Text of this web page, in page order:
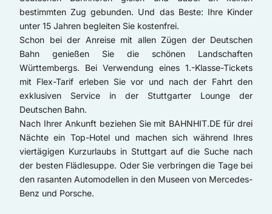
bestimmten Zug gebunden. Und das Beste: Ihre Kinder
unter 15 Jahren begleiten Sie kostenfrei.
Schon bei der Anreise mit allen Zügen der Deutschen
Bahn genießen Sie die schönen Landschaften
Württembergs. Bei Verwendung eines 1.-Klasse-Tickets
mit Flex-Tarif erleben Sie vor und nach der Fahrt den
exklusiven Service in der Stuttgarter Lounge der
Deutschen Bahn.
Nach Ihrer Ankunft beziehen Sie mit BAHNHIT.DE für drei
Nächte ein Top-Hotel und machen sich während Ihres
viertägigen Kurzurlaubs in Stuttgart auf die Suche nach
der besten Flädlesuppe. Oder Sie verbringen die Tage bei
den rasanten Automodellen in den Museen von Mercedes-
Benz und Porsche.